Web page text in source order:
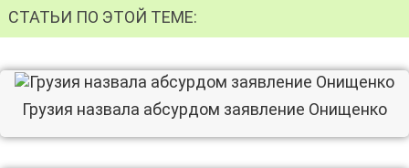
СТАТЬИ ПО ЭТОЙ ТЕМЕ:
Грузия назвала абсурдом заявление Онищенко